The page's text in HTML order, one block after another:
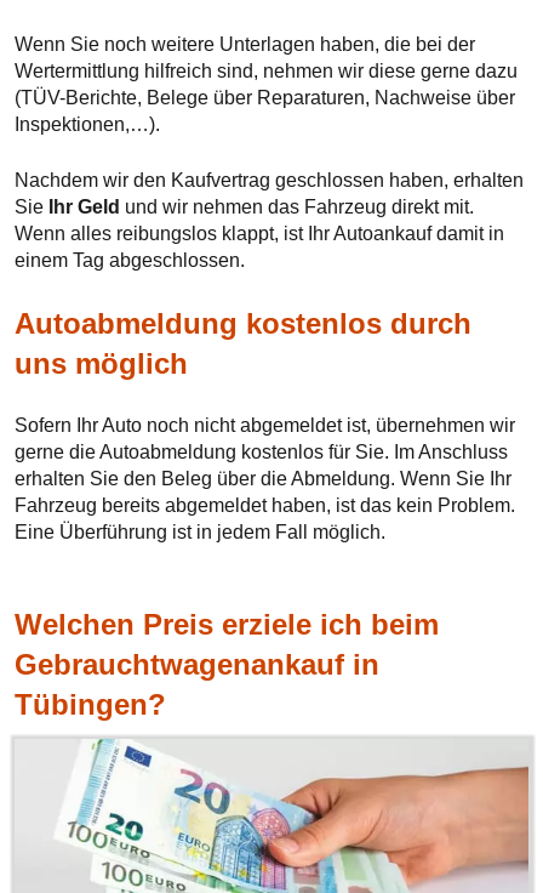
Wenn Sie noch weitere Unterlagen haben, die bei der
Wertermittlung hilfreich sind, nehmen wir diese gerne dazu
(TÜV-Berichte, Belege über Reparaturen, Nachweise über
Inspektionen,…).
Nachdem wir den Kaufvertrag geschlossen haben, erhalten
Sie
Ihr Geld und wir nehmen das Fahrzeug direkt mit.
Wenn alles reibungslos klappt, ist Ihr Autoankauf damit in
einem Tag abgeschlossen.
Autoabmeldung kostenlos durch
uns möglich
Sofern Ihr Auto noch nicht abgemeldet ist, übernehmen wir
gerne die Autoabmeldung kostenlos für Sie. Im Anschluss
erhalten Sie den Beleg über die Abmeldung. Wenn Sie Ihr
Fahrzeug bereits abgemeldet haben, ist das kein Problem.
Eine Überführung ist in jedem Fall möglich.
Welchen Preis erziele ich beim
Gebrauchtwagenankauf in
Tübingen?